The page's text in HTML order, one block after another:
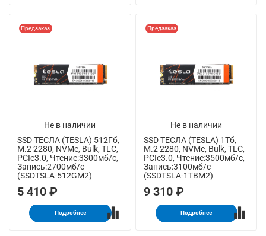
Не в наличии
Предзаказ
SSD ТЕСЛА (TESLA) 512Гб,
M.2 2280, NVMe, Bulk, TLC,
PCIe3.0, Чтение:3300мб/с,
Запись:2700мб/с
(SSDTSLA-512GM2)
5 410 ₽
Подробнее
Не в наличии
Предзаказ
SSD ТЕСЛА (TESLA) 1Тб,
M.2 2280, NVMe, Bulk, TLC,
PCIe3.0, Чтение:3500мб/с,
Запись:3100мб/с
(SSDTSLA-1TBM2)
9 310 ₽
Подробнее